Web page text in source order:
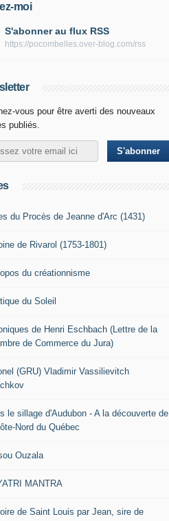
moi
S'abonner au flux RSS
https://pocombelles.over-blog.com/rss
vous pour être averti des nouveaux
publiés.
du Procès de Jeanne d'Arc (1431)
de Rivarol (1753-1801)
du créationnisme
du Soleil
de Henri Eschbach (Lettre de la
de Commerce du Jura)
(GRU) Vladimir Vassilievitch
le sillage d'Audubon - A la découverte de
Nord du Québec
Ouzala
MANTRA
de Saint Louis par Jean, sire de